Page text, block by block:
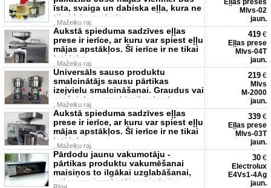
īsta, svaiga un dabiska eļļa, kura ne
tikai būs noderīg
, Mažeiķu raj.
Eļļas preses
Mlvs-02
jaun.
Aukstā spieduma sadzīves eļļas
prese ir ierīce, ar kuru var spiest eļļu
mājas apstākļos. Šī ierīce ir ne tikai
ļoti laba
, Mažeiķu raj.
419 €
Eļļas prese
Mlvs-04T
jaun.
Universāls sauso produktu
smalcinātājs sausu pārtikas
izejvielu smalcināšanai. Graudus vai
garšvielas samaļ izcilas kval
, Mažeiķu raj.
219 €
Mlvs
M-2000
jaun.
Aukstā spieduma sadzīves eļļas
prese ir ierīce, ar kuru var spiest eļļu
mājas apstākļos. Šī ierīce ir ne tikai
ļoti laba
, Mažeiķu raj.
339 €
Eļļas prese
Mlvs-03T
jaun.
Pārdodu jaunu vakumotāju -
pārtikas produktu vakumēšanai
maisiņos to ilgākai uzglabāšanai,
vakuuma iepakotājs sniedz ies
30 €
Electrolux
E4Vs1-4Ag
jaun.